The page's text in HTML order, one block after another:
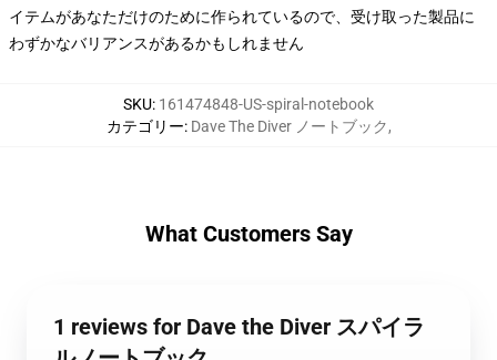
イテムがあなただけのために作られているので、受け取った製品に
わずかなバリアンスがあるかもしれません
SKU: 161474848-US-spiral-notebook
カテゴリー: Dave The Diver ノートブック,
What Customers Say
1 reviews for Dave the Diver スパイラ